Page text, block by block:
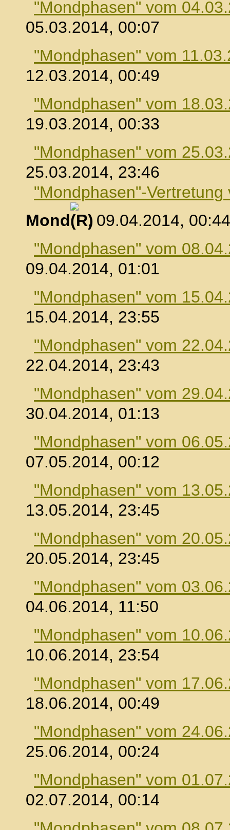
"Mondphasen" vom
05.03.2014, 00:07
"Mondphasen" vom
12.03.2014, 00:49
"Mondphasen" vom
19.03.2014, 00:33
"Mondphasen" vom
25.03.2014, 23:46
"Mondphasen"-
Mond
, 09.04.2014, 00:44
"Mondphasen" vom
09.04.2014, 01:01
"Mondphasen" vom
15.04.2014, 23:55
"Mondphasen" vom
22.04.2014, 23:43
"Mondphasen" vom
30.04.2014, 01:13
"Mondphasen" vom
07.05.2014, 00:12
"Mondphasen" vom
13.05.2014, 23:45
"Mondphasen" vom
20.05.2014, 23:45
"Mondphasen" vom
04.06.2014, 11:50
"Mondphasen" vom
10.06.2014, 23:54
"Mondphasen" vom
18.06.2014, 00:49
"Mondphasen" vom
25.06.2014, 00:24
"Mondphasen" vom
02.07.2014, 00:14